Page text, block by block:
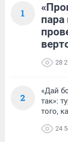
1
пара
28
2
«Дай
так»:
того,
24